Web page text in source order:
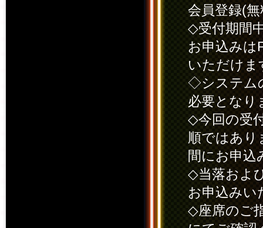
会員登録(
◇受付期間
お申込みは
いただけま
◇システム
必要となり
◇今回の受
順ではあり
間にお申込
◇当落およ
お申込みい
◇座席のご